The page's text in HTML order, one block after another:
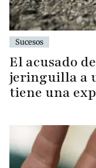
Sucesos
El acusado
jeringuilla a
tiene una